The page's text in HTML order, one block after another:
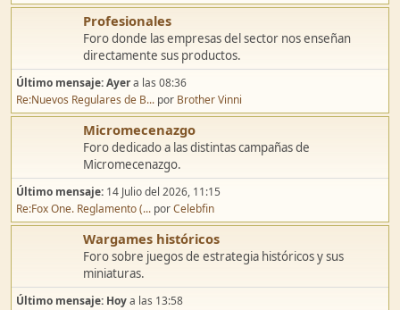
Profesionales
Foro donde las empresas del sector nos enseñan
directamente sus productos.
Último mensaje:Ayera las 08:36
Re:Nuevos Regulares de B... por Brother Vinni
Micromecenazgo
Foro dedicado a las distintas campañas de
Micromecenazgo.
Último mensaje: 14 Julio del 2026, 11:15
Re:Fox One. Reglamento (... porCelebfin
Wargames históricos
Foro sobre juegos de estrategia históricos y sus
miniaturas.
Último mensaje: Hoya las 13:58